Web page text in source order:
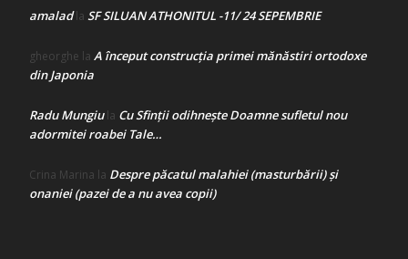
amaladla SF SILUAN ATHONITUL -11/ 24 SEPEMBRIE
gheorghe la A început construcţia primei mănăstiri ortodoxe
din Japonia
Radu Mungiula Cu Sfinții odihnește Doamne sufletul nou
adormitei roabei Tale…
Crina Marina la Despre păcatul malahiei (masturbării) şi
onaniei (pazei de a nu avea copii)